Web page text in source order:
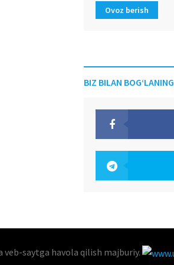
Ovoz berish
BIZ BILAN BOG‘LANING
saytga havola qilish majburiy.